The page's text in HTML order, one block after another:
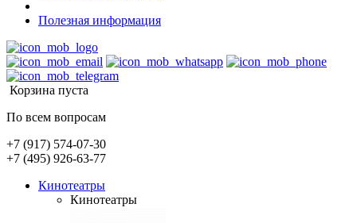
Полезная информация
Корзина пуста
По всем вопросам
+7 (917) 574-07-30
+7 (495) 926-63-77
Кинотеатры
Кинотеатры